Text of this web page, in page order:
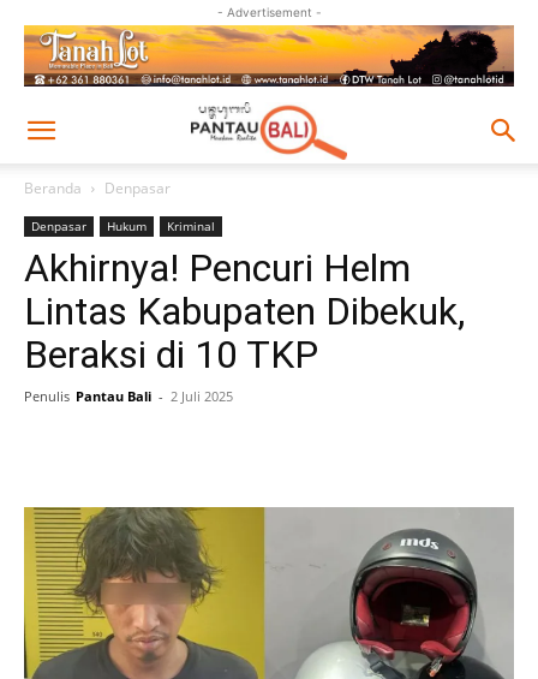
- Advertisement -
Beranda Denpasar
Denpasar Hukum Kriminal
Akhirnya! Pencuri Helm
Lintas Kabupaten Dibekuk,
Beraksi di 10 TKP
Penulis Pantau Bali - 2 Juli 2025